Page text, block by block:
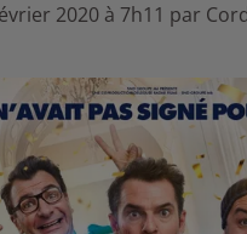
2020 à 7h11 par